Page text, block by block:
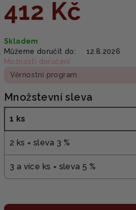
412 Kč
cena:
Skladem
Můžeme doručit do:
12.8.2026
Možnosti doručení
Věrnostní program
Množstevní sleva
1 ks
2 ks = sleva 3 %
3 a více ks = sleva 5 %